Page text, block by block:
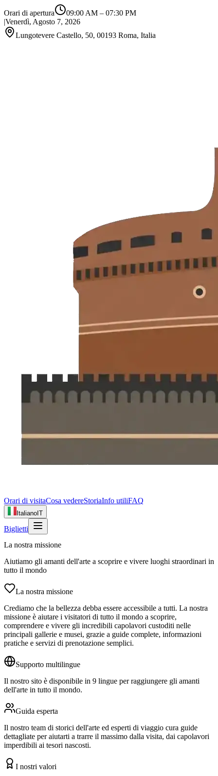
Orari di apertura 09:00 AM – 07:30 PM
|Venerdì, Agosto 7, 2026
Lungotevere Castello, 50, 00193 Roma, Italia
Orari di visitaCosa vedereStoriaInfo utiliFAQ
Italiano IT
Biglietti
La nostra missione
Aiutiamo gli amanti dell'arte a scoprire e vivere luoghi straordinari in
tutto il mondo
La nostra missione
Crediamo che la bellezza debba essere accessibile a tutti. La nostra
missione è aiutare i visitatori di tutto il mondo a scoprire,
comprendere e vivere gli incredibili capolavori custoditi nelle
principali gallerie e musei, grazie a guide complete, informazioni
pratiche e servizi di prenotazione semplici.
Supporto multilingue
Il nostro sito è disponibile in 9 lingue per raggiungere gli amanti
dell'arte in tutto il mondo.
Guida esperta
Il nostro team di storici dell'arte ed esperti di viaggio cura guide
dettagliate per aiutarti a trarre il massimo dalla visita, dai capolavori
imperdibili ai tesori nascosti.
I nostri valori